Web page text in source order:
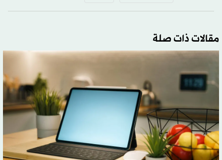
مقالات ذات صلة